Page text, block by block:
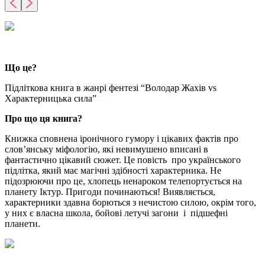
Що це?
Підліткова книга в жанрі фентезі “Володар Жахів vs
Характерницька сила”
Про що ця книга?
Книжка сповнена іронічного гумору і цікавих фактів про
слов’янську міфологію, які невимушено вписані в
фантастично цікавий сюжет. Це повість про українського
підлітка, який має магічні здібності характерника. Не
підозрюючи про це, хлопець ненароком телепортується на
планету Іктур. Пригоди починаються! Виявляється,
характерники здавна борються з нечистою силою, окрім того,
у них є власна школа, бойові летучі загони і підшефні
планети.